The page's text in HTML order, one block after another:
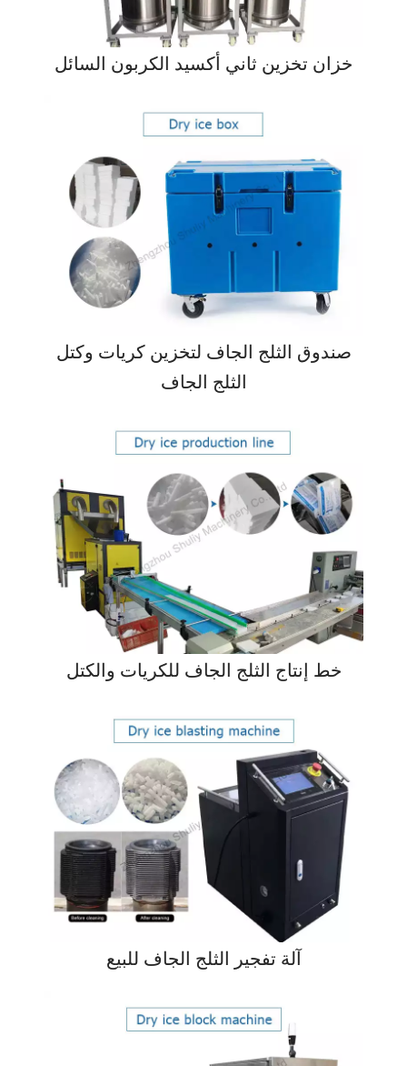
خزان تخزين ثاني أكسيد الكربون السائل
صندوق الثلج الجاف لتخزين كريات وكتل
الثلج الجاف
خط إنتاج الثلج الجاف للكريات والكتل
آلة تفجير الثلج الجاف للبيع